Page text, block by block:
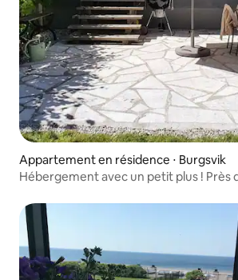
Appartement en résidence ⋅ Burgsvik
Hébergement avec un petit plus ! Près